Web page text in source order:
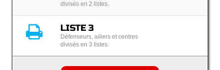
divisés en 2 listes.
LISTE 3
Défenseurs, ailiers et centres
divisés en 3 listes.